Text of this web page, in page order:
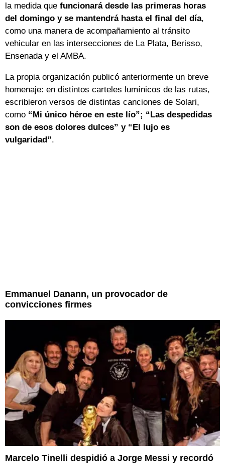
la medida que funcionará desde las primeras horas
del domingo y se mantendrá hasta el final del día,
como una manera de acompañamiento al tránsito
vehicular en las intersecciones de La Plata, Berisso,
Ensenada y el AMBA.
La propia organización publicó anteriormente un breve
homenaje: en distintos carteles lumínicos de las rutas,
escribieron versos de distintas canciones de Solari,
como “Mi único héroe en este lío”; “Las despedidas
son de esos dolores dulces” y “El lujo es
vulgaridad”.
Emmanuel Danann, un provocador de
convicciones firmes
Marcelo Tinelli despidió a Jorge Messi y recordó